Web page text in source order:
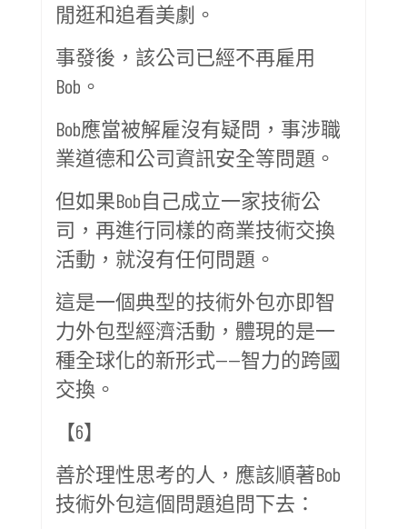
閒逛和追看美劇。
事發後，該公司已經不再雇用
Bob。
Bob應當被解雇沒有疑問，事涉職
業道德和公司資訊安全等問題。
但如果Bob自己成立一家技術公
司，再進行同樣的商業技術交換
活動，就沒有任何問題。
這是一個典型的技術外包亦即智
力外包型經濟活動，體現的是一
種全球化的新形式——智力的跨國
交換。
【6】
善於理性思考的人，應該順著Bob
技術外包這個問題追問下去：